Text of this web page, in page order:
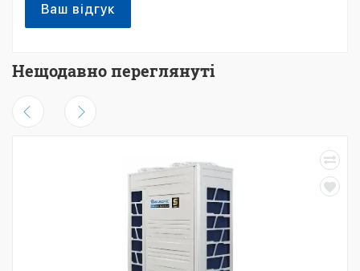
Ваш відгук
Нещодавно переглянуті